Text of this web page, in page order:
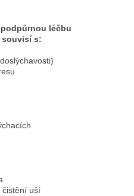
léčbu
souvisí s:
čistění uší